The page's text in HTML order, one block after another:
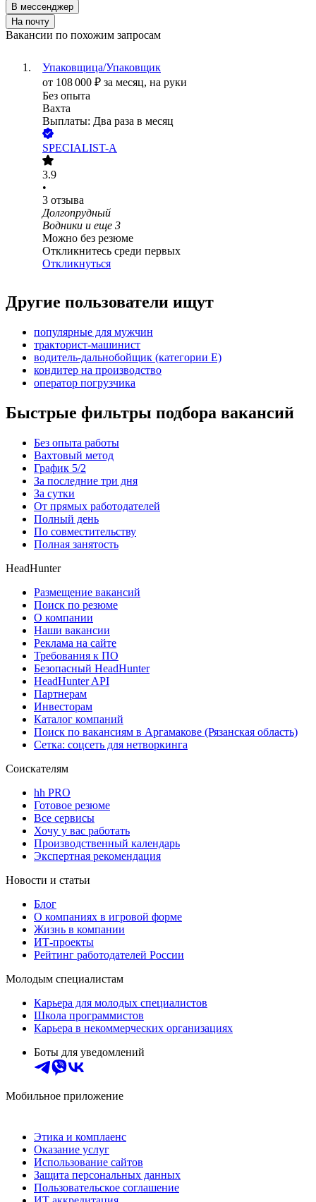
В мессенджер
На почту
Вакансии по похожим запросам
Упаковщица/Упаковщик
от 108 000 ₽ за месяц, на руки
Без опыта
Вахта
Выплаты: Два раза в месяц
SPECIALIST-A
3.9
•
3 отзыва
Долгопрудный
Водники и еще 3
Можно без резюме
Откликнитесь среди первых
Откликнуться
Другие пользователи ищут
популярные для мужчин
тракторист-машинист
водитель-дальнобойщик (категории Е)
кондитер на производство
оператор погрузчика
Быстрые фильтры подбора вакансий
Без опыта работы
Вахтовый метод
График 5/2
За последние три дня
За сутки
От прямых работодателей
Полный день
По совместительству
Полная занятость
HeadHunter
Размещение вакансий
Поиск по резюме
О компании
Наши вакансии
Реклама на сайте
Требования к ПО
Безопасный HeadHunter
HeadHunter API
Партнерам
Инвесторам
Каталог компаний
Поиск по вакансиям в Аргамакове (Рязанская область)
Сетка: соцсеть для нетворкинга
Соискателям
hh PRO
Готовое резюме
Все сервисы
Хочу у вас работать
Производственный календарь
Экспертная рекомендация
Новости и статьи
Блог
О компаниях в игровой форме
Жизнь в компании
ИТ-проекты
Рейтинг работодателей России
Молодым специалистам
Карьера для молодых специалистов
Школа программистов
Карьера в некоммерческих организациях
Боты для уведомлений
Мобильное приложение
Этика и комплаенс
Оказание услуг
Использование сайтов
Защита персональных данных
Пользовательское соглашение